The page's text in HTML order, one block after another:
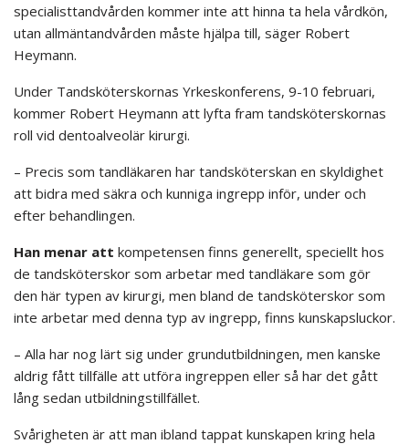
specialisttandvården kommer inte att hinna ta hela vårdkön,
utan allmäntandvården måste hjälpa till, säger Robert
Heymann.
Under Tandsköterskornas Yrkeskonferens, 9-10 februari,
kommer Robert Heymann att lyfta fram tandsköterskornas
roll vid dentoalveolär kirurgi.
– Precis som tandläkaren har tandsköterskan en skyldighet
att bidra med säkra och kunniga ingrepp inför, under och
efter behandlingen.
Han menar att kompetensen finns generellt, speciellt hos
de tandsköterskor som arbetar med tandläkare som gör
den här typen av kirurgi, men bland de tandsköterskor som
inte arbetar med denna typ av ingrepp, finns kunskapsluckor.
– Alla har nog lärt sig under grundutbildningen, men kanske
aldrig fått tillfälle att utföra ingreppen eller så har det gått
lång sedan utbildningstillfället.
Svårigheten är att man ibland tappat kunskapen kring hela